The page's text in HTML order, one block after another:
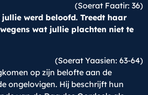
(Soerat Faatir: 36)
jullie werd beloofd. Treedt haar
wat jullie plachten niet te
(Soerat Yaasien: 63-64)
op zijn belofte aan de
ongelovigen. Hij beschrijft hun